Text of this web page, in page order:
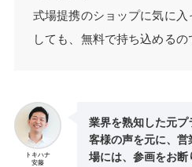
式場提携のショップに気に入
しても、無料で持ち込めるの
トキハナ
安藤
業界を熟知した元
客様の声を元に、
場には、参画をお断